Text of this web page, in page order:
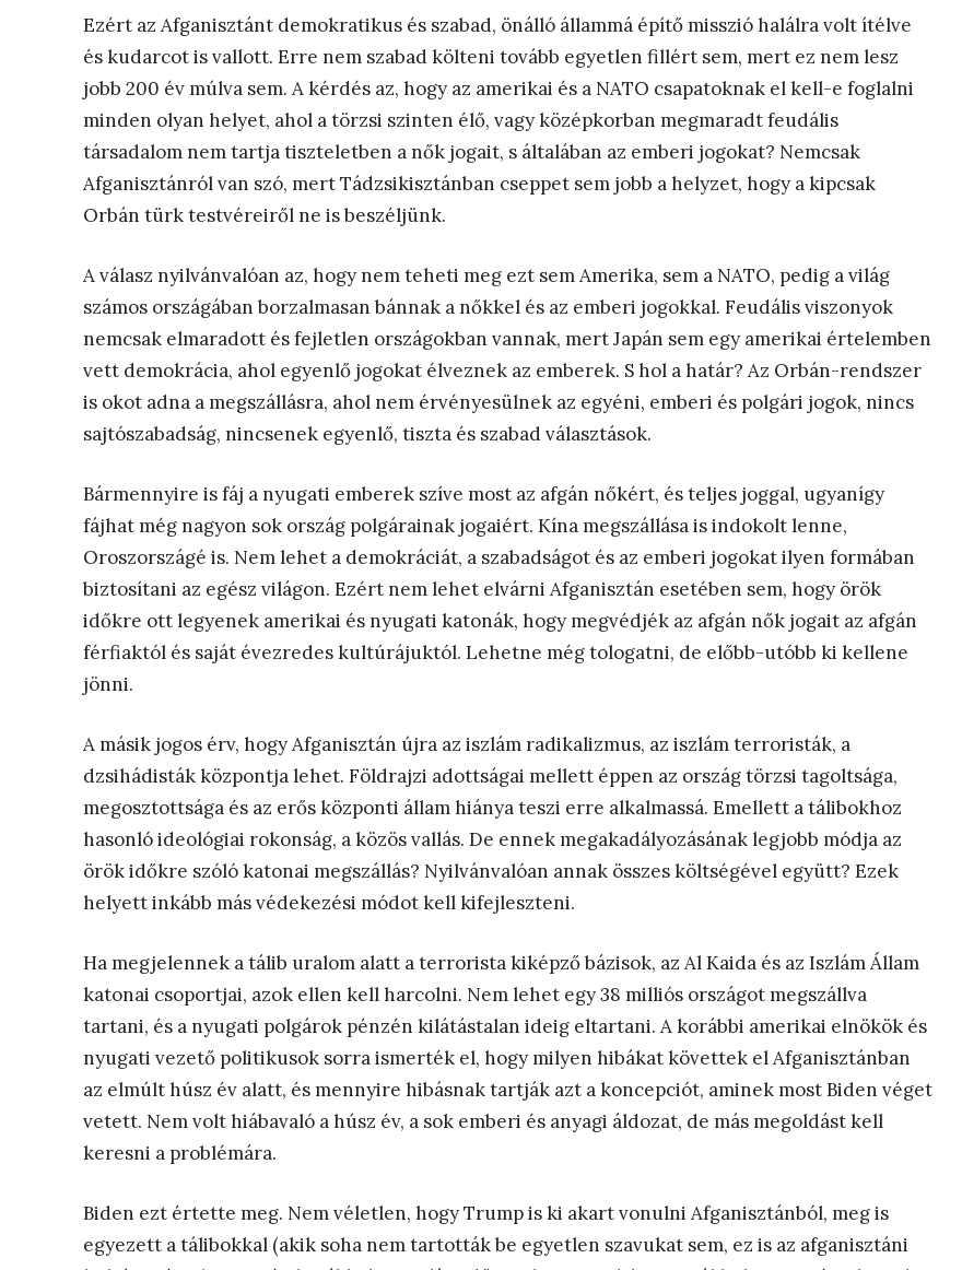
Ezért az Afganisztánt demokratikus és szabad, önálló állammá építő misszió halálra volt ítélve
és kudarcot is vallott. Erre nem szabad költeni tovább egyetlen fillért sem, mert ez nem lesz
jobb 200 év múlva sem. A kérdés az, hogy az amerikai és a NATO csapatoknak el kell-e foglalni
minden olyan helyet, ahol a törzsi szinten élő, vagy középkorban megmaradt feudális
társadalom nem tartja tiszteletben a nők jogait, s általában az emberi jogokat? Nemcsak
Afganisztánról van szó, mert Tádzsikisztánban cseppet sem jobb a helyzet, hogy a kipcsak
Orbán türk testvéreiről ne is beszéljünk.
A válasz nyilvánvalóan az, hogy nem teheti meg ezt sem Amerika, sem a NATO, pedig a világ
számos országában borzalmasan bánnak a nőkkel és az emberi jogokkal. Feudális viszonyok
nemcsak elmaradott és fejletlen országokban vannak, mert Japán sem egy amerikai értelemben
vett demokrácia, ahol egyenlő jogokat élveznek az emberek. S hol a határ? Az Orbán-rendszer
is okot adna a megszállásra, ahol nem érvényesülnek az egyéni, emberi és polgári jogok, nincs
sajtószabadság, nincsenek egyenlő, tiszta és szabad választások.
Bármennyire is fáj a nyugati emberek szíve most az afgán nőkért, és teljes joggal, ugyanígy
fájhat még nagyon sok ország polgárainak jogaiért. Kína megszállása is indokolt lenne,
Oroszországé is. Nem lehet a demokráciát, a szabadságot és az emberi jogokat ilyen formában
biztosítani az egész világon. Ezért nem lehet elvárni Afganisztán esetében sem, hogy örök
időkre ott legyenek amerikai és nyugati katonák, hogy megvédjék az afgán nők jogait az afgán
férfiaktól és saját évezredes kultúrájuktól. Lehetne még tologatni, de előbb-utóbb ki kellene
jönni.
A másik jogos érv, hogy Afganisztán újra az iszlám radikalizmus, az iszlám terroristák, a
dzsihádisták központja lehet. Földrajzi adottságai mellett éppen az ország törzsi tagoltsága,
megosztottsága és az erős központi állam hiánya teszi erre alkalmassá. Emellett a tálibokhoz
hasonló ideológiai rokonság, a közös vallás. De ennek megakadályozásának legjobb módja az
örök időkre szóló katonai megszállás? Nyilvánvalóan annak összes költségével együtt? Ezek
helyett inkább más védekezési módot kell kifejleszteni.
Ha megjelennek a tálib uralom alatt a terrorista kiképző bázisok, az Al Kaida és az Iszlám Állam
katonai csoportjai, azok ellen kell harcolni. Nem lehet egy 38 milliós országot megszállva
tartani, és a nyugati polgárok pénzén kilátástalan ideig eltartani. A korábbi amerikai elnökök és
nyugati vezető politikusok sorra ismerték el, hogy milyen hibákat követtek el Afganisztánban
az elmúlt húsz év alatt, és mennyire hibásnak tartják azt a koncepciót, aminek most Biden véget
vetett. Nem volt hiábavaló a húsz év, a sok emberi és anyagi áldozat, de más megoldást kell
keresni a problémára.
Biden ezt értette meg. Nem véletlen, hogy Trump is ki akart vonulni Afganisztánból, meg is
egyezett a tálibokkal (akik soha nem tartották be egyetlen szavukat sem, ez is az afganisztáni